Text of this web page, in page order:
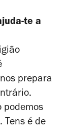
te a
prepara
podemos
Tens é de